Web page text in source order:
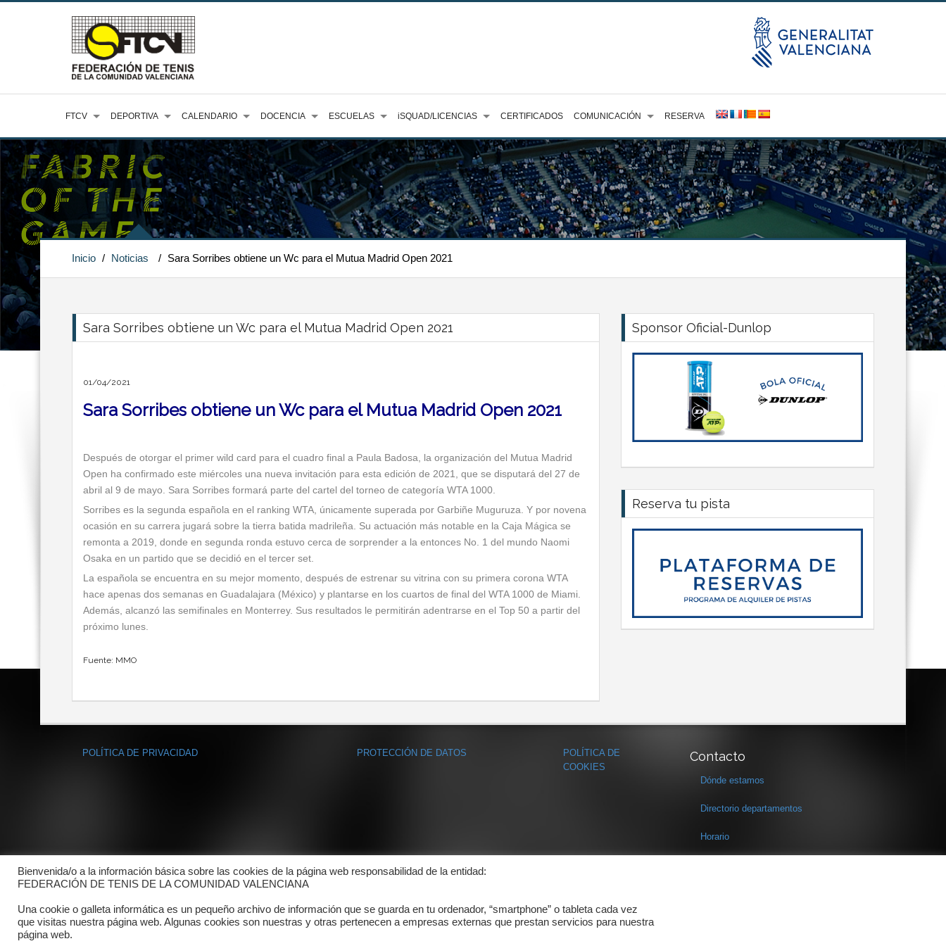
FTCV DEPORTIVA CALENDARIO DOCENCIA ESCUELAS iSQUAD/LICENCIAS CERTIFICADOS COMUNICACIÓN RESERVA
Inicio / Noticias / Sara Sorribes obtiene un Wc para el Mutua Madrid Open 2021
Sara Sorribes obtiene un Wc para el Mutua Madrid Open 2021
01/04/2021
Sara Sorribes obtiene un Wc para el Mutua Madrid Open 2021
Después de otorgar el primer wild card para el cuadro final a Paula Badosa, la organización del Mutua Madrid
Open ha confirmado este miércoles una nueva invitación para esta edición de 2021, que se disputará del 27 de
abril al 9 de mayo. Sara Sorribes formará parte del cartel del torneo de categoría WTA 1000.
Sorribes es la segunda española en el ranking WTA, únicamente superada por Garbiñe Muguruza. Y por novena
ocasión en su carrera jugará sobre la tierra batida madrileña. Su actuación más notable en la Caja Mágica se
remonta a 2019, donde en segunda ronda estuvo cerca de sorprender a la entonces No. 1 del mundo Naomi
Osaka en un partido que se decidió en el tercer set.
La española se encuentra en su mejor momento, después de estrenar su vitrina con su primera corona WTA
hace apenas dos semanas en Guadalajara (México) y plantarse en los cuartos de final del WTA 1000 de Miami.
Además, alcanzó las semifinales en Monterrey. Sus resultados le permitirán adentrarse en el Top 50 a partir del
próximo lunes.
Fuente: MMO
Sponsor Oficial-Dunlop
Reserva tu pista
POLÍTICA DE PRIVACIDAD PROTECCIÓN DE DATOS
POLÍTICA DE
COOKIES
Contacto
Dónde estamos
Directorio departamentos
Horario
Bienvenida/o a la información básica sobre las cookies de la página web responsabilidad de la entidad:
FEDERACIÓN DE TENIS DE LA COMUNIDAD VALENCIANA
Una cookie o galleta informática es un pequeño archivo de información que se guarda en tu ordenador, “smartphone” o tableta cada vez
que visitas nuestra página web. Algunas cookies son nuestras y otras pertenecen a empresas externas que prestan servicios para nuestra
página web.